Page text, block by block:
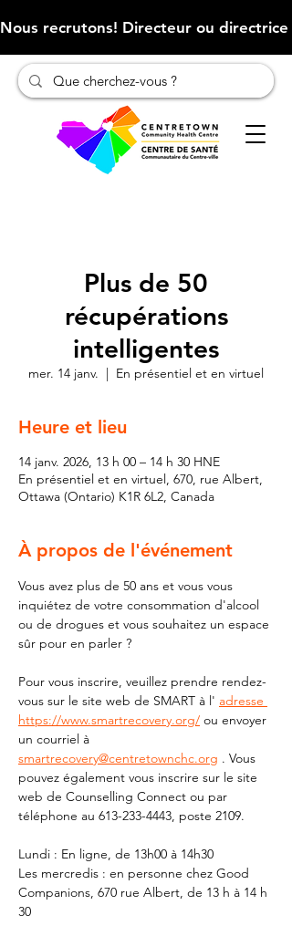
Nous recrutons! Directeur ou
Plus de 50
récupérations
intelligentes
mer. 14 janv.
  |
En présentiel et en virtuel
Heure et lieu
14 janv. 2026, 13 h 00 – 14 h 30 HNE
En présentiel et en virtuel, 670, rue Albert,
Ottawa (Ontario) K1R 6L2, Canada
À propos de l'événement
Vous avez plus de 50 ans et vous vous
inquiétez de votre consommation d'alcool
ou de drogues et vous souhaitez un espace
sûr pour en parler ?
Pour vous inscrire, veuillez prendre rendez-
vous sur le site web de SMART à l' adresse
https://www.smartrecovery.org/ ou envoyer
un courriel à
smartrecovery@centretownchc.org . Vous
pouvez également vous inscrire sur le site
web de Counselling Connect ou par
téléphone au 613-233-4443, poste 2109.
Lundi : En ligne, de 13h00 à 14h30
Les mercredis : en personne chez Good
Companions, 670 rue Albert, de 13 h à 14 h
30